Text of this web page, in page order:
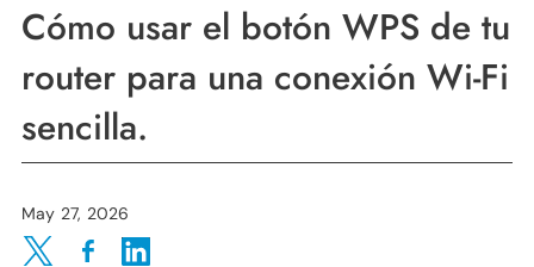
Energía
Televisión
Cómo usar el botón WPS de tu
router para una conexión Wi-Fi
sencilla.
May 27, 2026
Share on Twitter
Share on Facebook
Share on LinkedIn